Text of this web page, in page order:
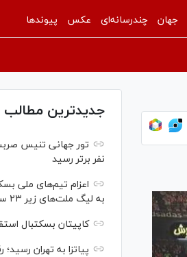
جهان چندرسانه‌ای عکس پیوندها
جدیدترین مطالب
نفر برتر رسید
به لیگ ملت‌های زیر ۲۳ سال
کاپیتان بسکتبال